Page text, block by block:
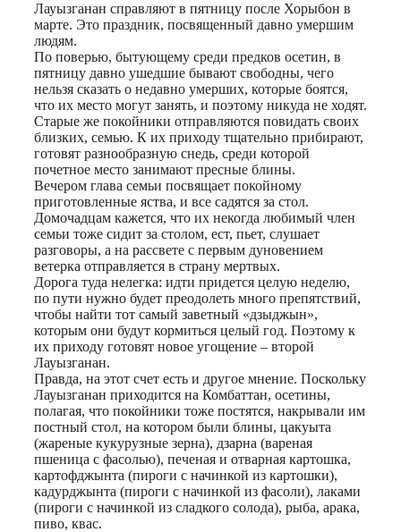
Лауызганан справляют в пятницу после Хорыбон в
марте. Это праздник, посвященный давно умершим
людям.
По поверью, бытующему среди предков осетин, в
пятницу давно ушедшие бывают свободны, чего
нельзя сказать о недавно умерших, которые боятся,
что их место могут занять, и поэтому никуда не ходят.
Старые же покойники отправляются повидать своих
близких, семью. К их приходу тщательно прибирают,
готовят разнообразную снедь, среди которой
почетное место занимают пресные блины.
Вечером глава семьи посвящает покойному
приготовленные яства, и все садятся за стол.
Домочадцам кажется, что их некогда любимый член
семьи тоже сидит за столом, ест, пьет, слушает
разговоры, а на рассвете с первым дуновением
ветерка отправляется в страну мертвых.
Дорога туда нелегка: идти придется целую неделю,
по пути нужно будет преодолеть много препятствий,
чтобы найти тот самый заветный «дзыджын»,
которым они будут кормиться целый год. Поэтому к
их приходу готовят новое угощение – второй
Лауызганан.
Правда, на этот счет есть и другое мнение. Поскольку
Лауызганан приходится на Комбаттан, осетины,
полагая, что покойники тоже постятся, накрывали им
постный стол, на котором были блины, цакуыта
(жареные кукурузные зерна), дзарна (вареная
пшеница с фасолью), печеная и отварная картошка,
картофджынта (пироги с начинкой из картошки),
кадурджынта (пироги с начинкой из фасоли), лаками
(пироги с начинкой из сладкого солода), рыба, арака,
пиво, квас.